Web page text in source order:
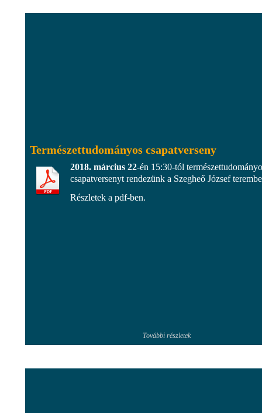
Természettudományos csapatverseny
2018. március 22-én 15:30-tól
csapatversenyt rendezünk a Szegheő József
Részletek a pdf-ben.
További részletek